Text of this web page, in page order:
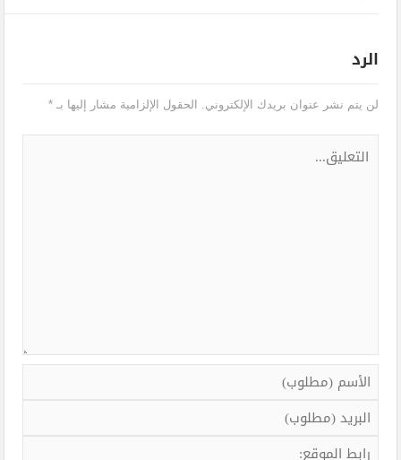
الرد
لن يتم نشر عنوان بريدك الإلكتروني. الحقول الإلزامية مشار إليها بـ*